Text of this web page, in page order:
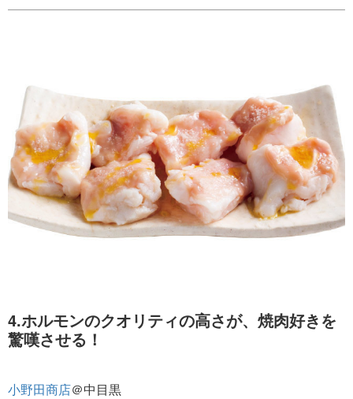
4.ホルモンのクオリティの高さが、焼肉好きを
驚嘆させる！
小野田商店＠中目黒